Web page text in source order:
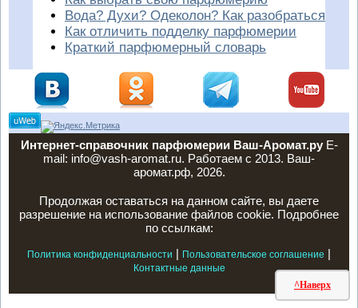
^Наверх
Вода? Духи? Одеколон? Как разобраться
Как отличить подделку парфюмерии
Краткий парфюмерный словарь
Интернет-справочник парфюмерии Ваш-Аромат.руE-
mail: info@vash-aromat.ru. Работаем с 2013. Ваш-
аромат.рф, 2026.
Продолжая оставаться на данном сайте, вы даете
разрешение на использование файлов cookie. Подробнее
по ссылкам:
Политика конфиденциальности | Пользовательское соглашение |
Контактные данные